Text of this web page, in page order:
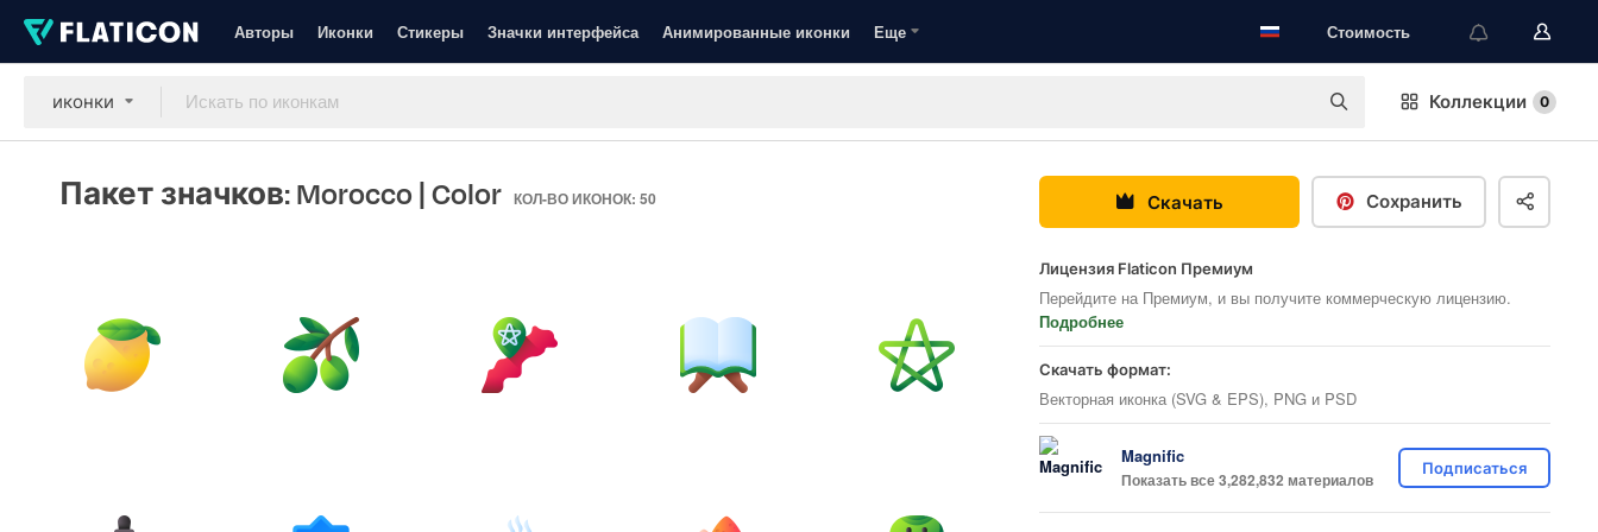
Авторы Иконки Стикеры Значки интерфейса Анимированные иконки Еще Стоимость
иконки Коллекции 0
Пакет значков: Morocco | Color КОЛ-ВО ИКОНОК: 50 Скачать Сохранить
Лицензия Flaticon Премиум
Перейдите на Премиум, и вы получите коммерческую лицензию.
Подробнее
Скачать формат:
Векторная иконка (SVG & EPS), PNG и PSD
Magnific
Показать все 3,282,832 материалов
Подписаться